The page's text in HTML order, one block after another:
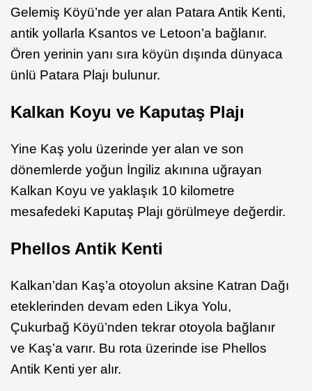
Gelemiş Köyü’nde yer alan Patara Antik Kenti,
antik yollarla Ksantos ve Letoon’a bağlanır.
Ören yerinin yanı sıra köyün dışında dünyaca
ünlü Patara Plajı bulunur.
Kalkan Koyu ve Kaputaş Plajı
Yine Kaş yolu üzerinde yer alan ve son
dönemlerde yoğun İngiliz akınına uğrayan
Kalkan Koyu ve yaklaşık 10 kilometre
mesafedeki Kaputaş Plajı görülmeye değerdir.
Phellos Antik Kenti
Kalkan’dan Kaş’a otoyolun aksine Katran Dağı
eteklerinden devam eden Likya Yolu,
Çukurbağ Köyü’nden tekrar otoyola bağlanır
ve Kaş’a varır. Bu rota üzerinde ise Phellos
Antik Kenti yer alır.